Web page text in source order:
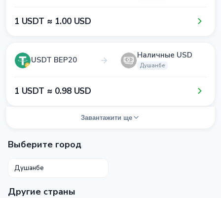
1​ USDT ≈ 1​.0​0​ USD
USDT BEP20 Наличные USD
Душанбе
1​ USDT ≈ 0​.9​8​ USD
Завантажити ще
Выберите город
Душанбе
Другие страны